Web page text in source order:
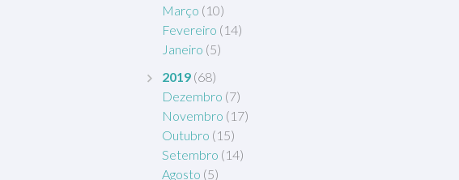
Março (10)
Fevereiro (14)
Janeiro (5)
2019 (68)
Dezembro (7)
Novembro (17)
Outubro (15)
Setembro (14)
Agosto (5)